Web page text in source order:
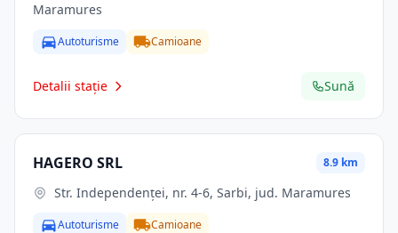
Maramures
Autoturisme Camioane
Detalii stație Sună
HAGERO SRL 8.9 km
Str. Independenţei, nr. 4-6, Sarbi, jud. Maramures
Autoturisme Camioane